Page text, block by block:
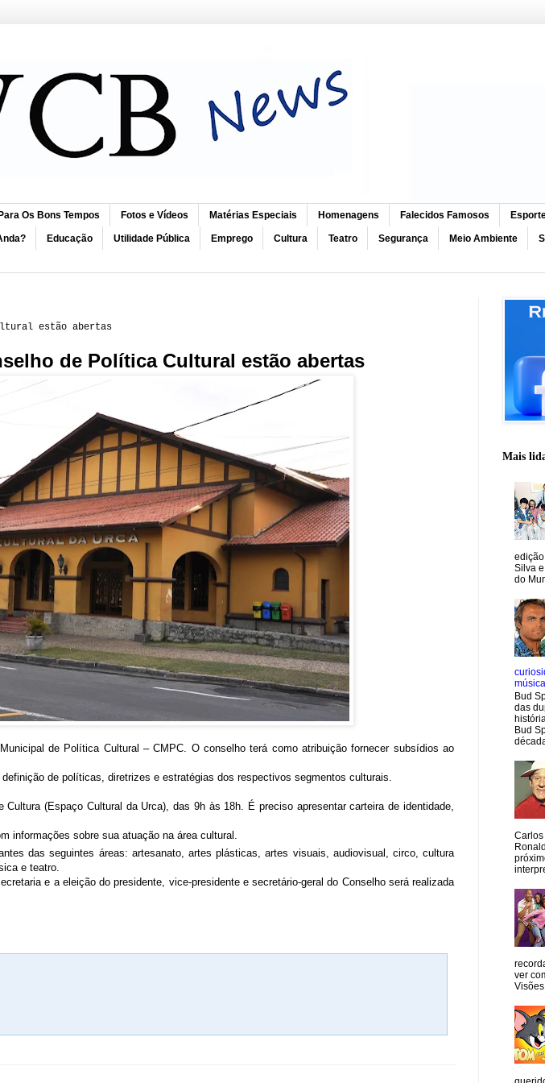
Os Bons Tempos Fotos e Vídeos Matérias Especiais Homenagens Falecidos Famosos
Educação Utilidade Pública Emprego Cultura Teatro Segurança Meio Ambiente
estão abertas
de Política Cultural estão abertas
de Política Cultural – CMPC. O conselho terá como atribuição fornecer subsídios ao
de políticas, diretrizes e estratégias dos respectivos segmentos culturais.
(Espaço Cultural da Urca), das 9h às 18h. É preciso apresentar carteira de identidade,
informações sobre sua atuação na área cultural.
das seguintes áreas: artesanato, artes plásticas, artes visuais, audiovisual, circo, cultura
e teatro.
e a eleição do presidente, vice-presidente e secretário-geral do Conselho será realizada
Mais
Silva
do
Bud
das
Bud
Carlos
ver